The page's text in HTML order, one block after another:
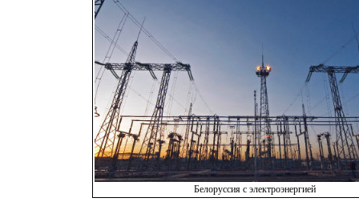
Белоруссия с электроэнергией